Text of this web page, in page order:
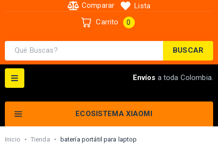
BUSCAR
Comparar
Lista
Carrito
0
ECOSISTEMA XIAOMI
Envíos a toda Colombia.
Inicio • Tienda • batería portátil para laptop